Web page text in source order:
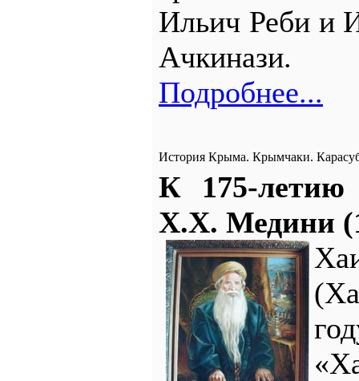
Ильич Реби и
Ачкинази.
Подробнее...
История Крыма. Крымчаки.
К 175-
Х.Х. Медини